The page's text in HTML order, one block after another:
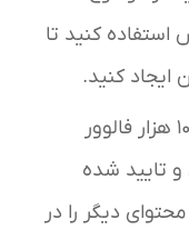
کنید تا
ایجاد کنید.
اگر بیش از ۱۰ هزار فالوور
و تایید شده
دیگر را در